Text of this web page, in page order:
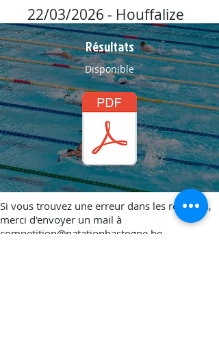
22/03/2026 - Houffalize
Résultats
Disponible
Si vous trouvez une erreur dans les résultats,
merci d'envoyer un mail à
competition@natationbastogne.be